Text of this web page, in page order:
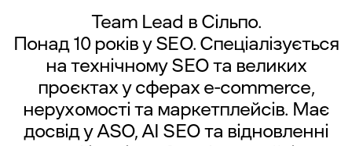
Team Lead в Сільпо.
Понад 10 років у SEO. Спеціалізується
на технічному SEO та великих
проєктах у сферах e-commerce,
нерухомості та маркетплейсів. Має
досвід у ASO, AI SEO та відновленні